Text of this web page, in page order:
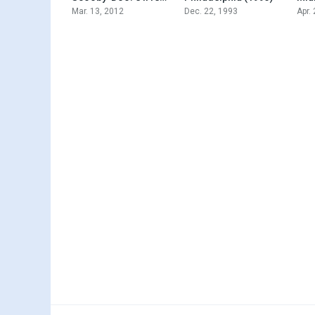
Mar. 13, 2012 Dec. 22, 1993 Apr.